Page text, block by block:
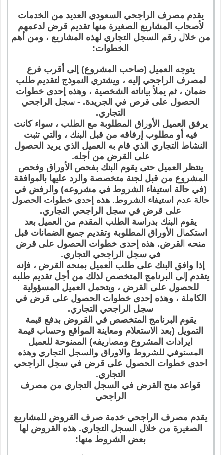
يقدم مصرف الراجحي السعودي العديد من الخدمات
لأصحاب المشاريع الصغيرة منها تقديم قرض لدعمهم
من خلال رقم السجل التجاري لهذه المشاريع ، ومن أهم
الخطوات:
يتوجه العميل (صاحب المشروع) إلى أقرب فرع
لمصرف الراجحي إليه ، ويشتري النموذج لتقديم طلب
ضمان ، ثم يملأ بياناته الشخصية ، وهذه إحدى خطوات
الحصول على قرض في الجريدة. - سجل الراجحي
التجاري.
يرفق العميل الأوراق المطلوبة مع الطلب ، سواء كانت
فيه أو مطلوب إرفاقه من قبل البنك ، والتي تثبت
النشاط التجاري الذي قام به العميل الذي يريد الحصول
على القرض من أجله.
ينتظر العميل حتى يقوم البنك بفحص الأوراق وفحص
المشروع من قبل لجنة متخصصة والرد عليها بالموافقة
(في حالة استيفاء الشروط في مشروعه) والرفض في
حالة عدم استيفاء الشروط. هذه إحدى خطوات الحصول
على قرض في سجل الراجحي التجاري.
يقوم البنك بدراسة الطلب المقدم من العميل بعد
استكمال الأوراق المطلوبة وتقديم جميع الضمانات قبل
منحه القرض. هذه إحدى خطوات الحصول على قرض
في سجل الراجحي التجاري.
إذا وافق البنك على طلب العميل بمنحه القرض ، فإنه
يتقدم إلى البرنامج المتخصص لذلك من أجل تقديم طلبه
للحصول على القرض ، ويتحمل العميل المسؤولية
الكاملة ، وهذه إحدى خطوات الحصول على قرض في
سجل الراجحي التجاري.
يقوم البرنامج المتخصص في القروض بدفع قيمة
التمويل (بعد الاستعلام ومعاينة المواقع وحساب قيمة
ايرادات المشروع ومصاريفه) الممنوحة للعميل
المستوفي للشروط والاوراق والسجل التجاري وهذه
احدى خطوات الحصول على قرض في سجل الراجحي
التجاري.
قواعد منح القرض في السجل التجاري من مصرف
الراجحي
يقدم مصرف الراجحي خدمة صرف القروض للمشاريع
الصغيرة من خلال السجل التجاري. هذه القروض لها
بعض الشروط منها: